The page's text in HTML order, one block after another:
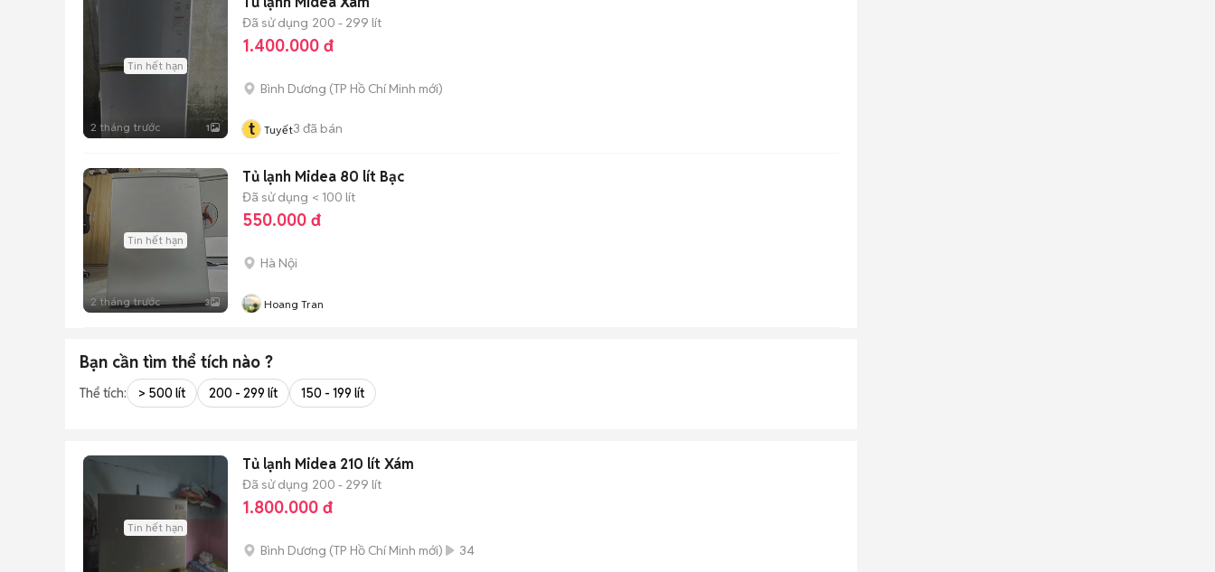
Tin hết hạn
2 tháng trước 1
Đã sử dụng 200 - 299 lít
1.400.000 đ
Bình Dương (TP Hồ Chí Minh mới)
t Tuyết3 đã bán
Tin hết hạn
2 tháng trước 3
Tủ lạnh Midea 80 lít Bạc
Đã sử dụng < 100 lít
550.000 đ
Hà Nội
Hoang Tran
Bạn cần tìm thể tích nào ?
Thể tích: > 500 lít 200 - 299 lít 150 - 199 lít
Tin hết hạn
Tủ lạnh Midea 210 lít Xám
Đã sử dụng 200 - 299 lít
1.800.000 đ
Bình Dương (TP Hồ Chí Minh mới) 34